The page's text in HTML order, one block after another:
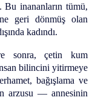
inananların tümü,
geri dönmüş olan
kadındı.
sonra, çetin kum
insan bilincini yitirmeye
bağışlama ve
arzusu — annesinin